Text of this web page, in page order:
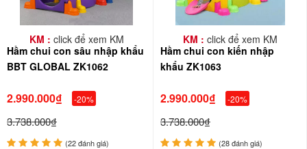
KM : click để xem KM
Hầm chui con sâu nhập khẩu
BBT GLOBAL ZK1062
2.990.000₫ -20%
3.738.000₫
(22 đánh giá)
KM : click để xem KM
Hầm chui con kiến nhập
khẩu ZK1063
2.990.000₫ -20%
3.738.000₫
(28 đánh giá)